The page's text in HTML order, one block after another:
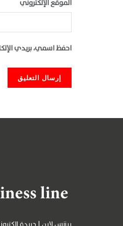
الموقع الإلكتروني
احفظ اسمي، بريدي